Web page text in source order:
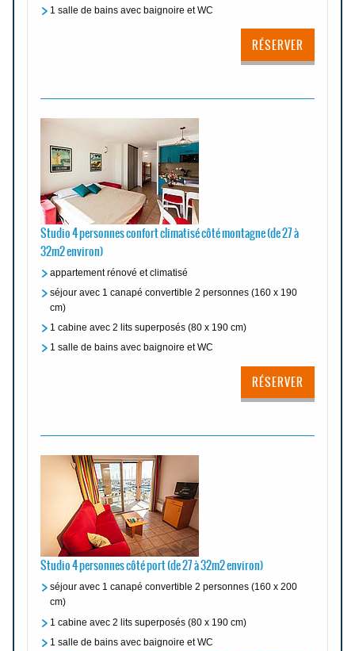
1 salle de bains avec baignoire et WC
RÉSERVER
Studio 4 personnes confort climatisé côté montagne (de 27 à
32m2 environ)
appartement rénové et climatisé
séjour avec 1 canapé convertible 2 personnes (160 x 190
cm)
1 cabine avec 2 lits superposés (80 x 190 cm)
1 salle de bains avec baignoire et WC
RÉSERVER
Studio 4 personnes côté port (de 27 à 32m2 environ)
séjour avec 1 canapé convertible 2 personnes (160 x 200
cm)
1 cabine avec 2 lits superposés (80 x 190 cm)
1 salle de bains avec baignoire et WC